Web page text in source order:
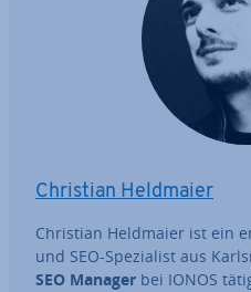
Christian Heldmaier
Christian Heldmaier ist ein
und SEO-Spe­zia­list aus
SEO Manager bei IONOS